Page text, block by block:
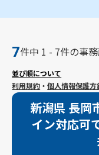
7件中 1 - 7件の事
並び順について
利用規約 ・個人情報保護方
新潟県 長岡
イン対応可